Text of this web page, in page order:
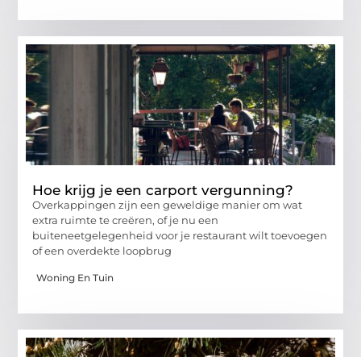
Hoe krijg je een carport vergunning?
Overkappingen zijn een geweldige manier om wat
extra ruimte te creëren, of je nu een
buiteneetgelegenheid voor je restaurant wilt toevoegen
of een overdekte loopbrug
Woning En Tuin